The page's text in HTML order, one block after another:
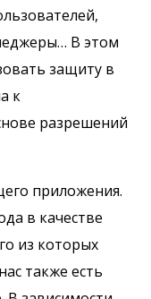
В этом
защиту в
к
разрешений
приложения.
в качестве
из которых
также есть